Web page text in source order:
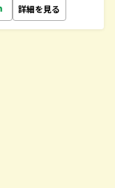
詳細を見る